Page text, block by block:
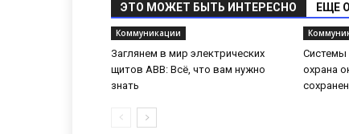
ЭТО МОЖЕТ БЫТЬ ИНТЕРЕСНО ЕЩЕ
Коммуникации
Заглянем в мир электрических
щитов ABB: Всё, что вам нужно
знать
Системы
охрана